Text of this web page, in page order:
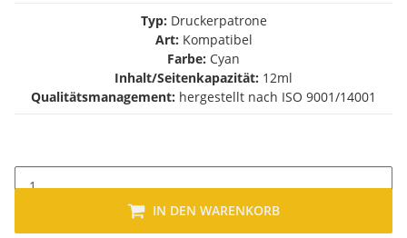
Typ: Druckerpatrone
Art: Kompatibel
Farbe: Cyan
Inhalt/Seitenkapazität: 12ml
Qualitätsmanagement: hergestellt nach ISO 9001/14001
IN DEN WARENKORB